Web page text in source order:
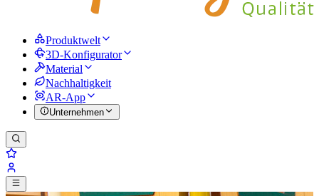
Produktwelt
3D-Konfigurator
Material
Nachhaltigkeit
AR-App
Unternehmen